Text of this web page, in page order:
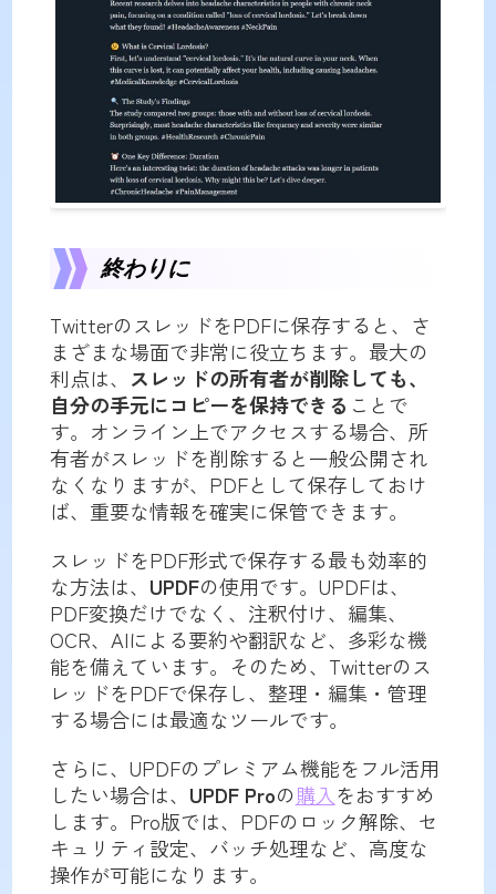
終わりに
TwitterのスレッドをPDFに保存すると、さ
まざまな場面で非常に役立ちます。最大の
利点は、 スレッドの所有者が削除しても、
自分の手元にコピーを保持できる ことで
す。オンライン上でアクセスする場合、所
有者がスレッドを削除すると一般公開され
なくなりますが、PDFとして保存しておけ
ば、重要な情報を確実に保管できます。
スレッドをPDF形式で保存する最も効率的
な方法は、 UPDFの使用です。UPDFは、
PDF変換だけでなく、注釈付け、編集、
OCR、AIによる要約や翻訳など、多彩な機
能を備えています。そのため、Twitterのス
レッドをPDFで保存し、整理・編集・管理
する場合には最適なツールです。
さらに、UPDFのプレミアム機能をフル活用
したい場合は、 UPDF Proの購入をおすすめ
します。Pro版では、PDFのロック解除、セ
キュリティ設定、バッチ処理など、高度な
操作が可能になります。